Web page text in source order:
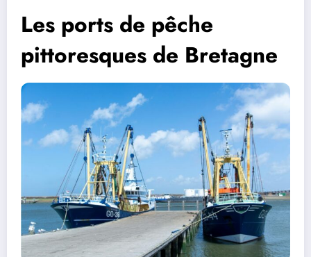
Les ports de pêche
pittoresques de Bretagne